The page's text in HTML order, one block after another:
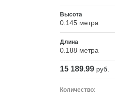
Высота
0.145 метра
Длина
0.188 метра
15 189.99 руб.
Количество: